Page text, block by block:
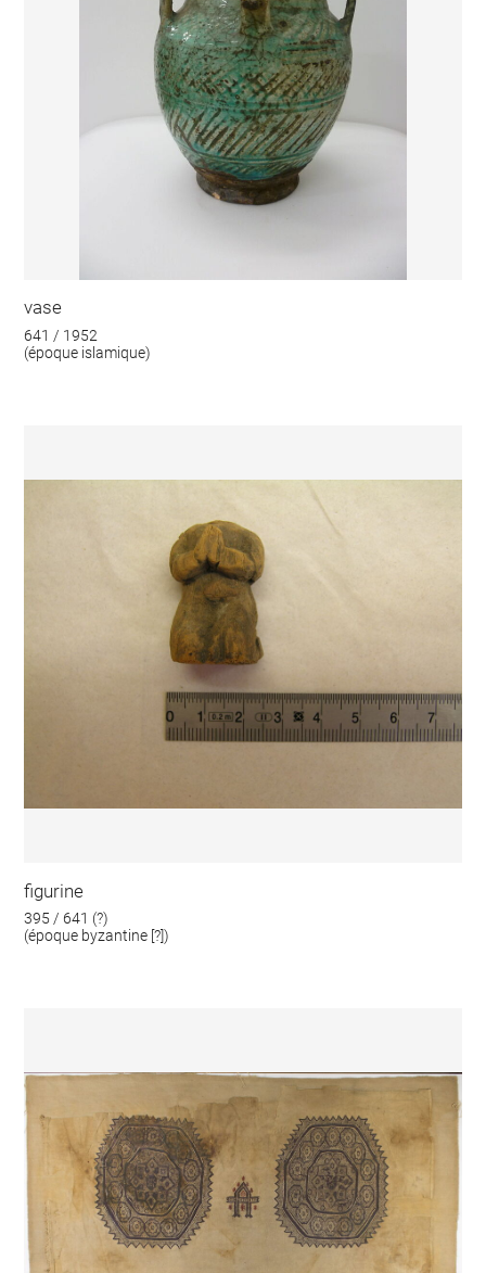
vase
641 / 1952
(époque islamique)
figurine
395 / 641 (?)
(époque byzantine [?])